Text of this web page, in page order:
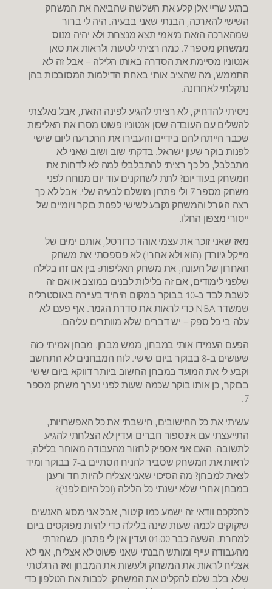
ברגע שריי אלן קלע את השלשה שהביאה את המשחק
השישי להארכה, הבנתי שאני בבעיה. היה לי ברור
שמהארכה הזאת מיאמי תצא מנצחת ולא יהיה מנוס
ממשחק מספר 7. כמה רציתי לטעות ולראות את סאן
אנטוניו מסיימת את הסדרה באותו הלילה – אבל זה לא
התממש, מה שהציב אותי באחת הדילמות המסובכות בהן
נתקלתי לאחרונה.
ניסיתי להדחיק, לא רציתי להגיע לפינה הזאת, אבל נאלצתי
להשלים עם העובדה שסן אנטוניו פשוט מסרו את האליפות
שכבר הייתה להם בידיים והעבירו את ההכרעה ליום שישי
לפנות בוקר שעון ישראל. בדקתי שוב ושוב שאני לא
מתבלבל, כל כך רציתי להתבלבל! למה לא לדחות את
המשחק בעוד יום? לתת לשחקנים עוד יום מנוחה לפני
משחק מספר 7 ולי פתרון מושלם לבעיה שלי. אבל לא כך
רצה הגורל והמשחק נקבע לשישי לפנות בוקר ויומיים של
ייסורי מצפון החלו.
מאז שאני זוכר את עצמי אוהד כדורסל, אותם ימים של
מייקל ג'ורדן (הוא ולא אחר!) לא פספסתי את משחק
האחרון של העונה, את משחק האליפות: בין אם זה בלילה
שלפני לימודים, אם זה בלילות לבנים במוצב או אם זה
לשבת לבד ב-10 בבוקר במקום היחיד בעיירה באוסטרליה
שמשדר NBA כדי לראות את סדרת הגמר. אף פעם לא
עלה בי כל ספק – יש דברים שלא מוותרים עליהם.
הפעם העמידו אותי במבחן, ממש מבחן. מבחן אמיתי כזה
שעושים ב-8 בבוקר ביום שישי. לוח המבחנים לא התחשב
וקבע לי את המועד במבחן החשוב ביותר דווקא ביום שישי
בבוקר, כן אותו בוקר שכמה שעות לפני נערך משחק מספר
7.
עשיתי את כל החישובים, חישבתי את כל האפשרויות,
התייעצתי עם אינספור חברים ועדין לא הצלחתי להגיע
לתשובה. האם אני אספיק לחזור מהעבודה מאוחר בלילה,
לראות את המשחק שסביר להניח הסתיים ב-7 בבוקר ומיד
לצאת למבחן? מה הסיכוי שאני אצליח להיות חד ורענן
במבחן אחרי שלא ישנתי כל הלילה (וכל היום לפני)?
לחלקכם וודאי זה ישמע כמו קיטור, אבל אני מסוג האנשים
שזקוקים לכמה שעות שינה בלילה כדי להיות מפוקסים ביום
למחרת. השעה כבר 01:00 ועדין אין לי פתרון. כשחזרתי
מהעבודה עייף ומותש הבנתי שאני פשוט לא אצליח, אני לא
אצליח לראות את המשחק ולעשות את המבחן ואז החלטתי
שלא בלב שלם להקליט את המשחק, לכבות את הטלפון כדי